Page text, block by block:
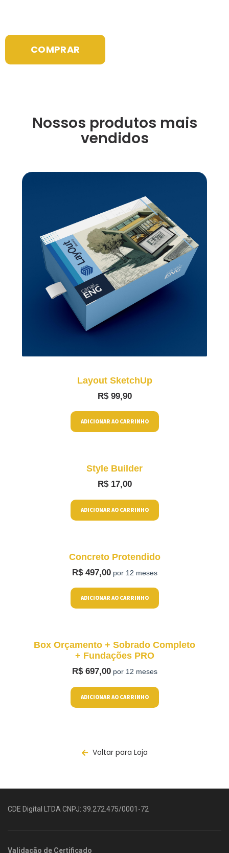
COMPRAR
Nossos produtos mais
vendidos
Layout SketchUp
R$99,90
ADICIONAR AO CARRINHO
Style Builder
R$17,00
ADICIONAR AO CARRINHO
Concreto Protendido
R$497,00por 12 meses
ADICIONAR AO CARRINHO
Box Orçamento + Sobrado Completo
+ Fundações PRO
R$697,00por 12 meses
ADICIONAR AO CARRINHO
Voltar para Loja
CDE Digital LTDA CNPJ: 39.272.475/0001-72
Validação de Certificado